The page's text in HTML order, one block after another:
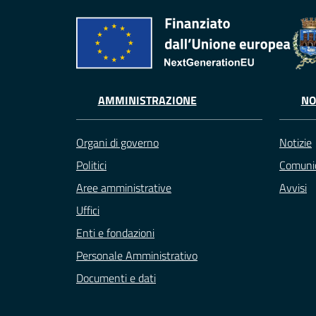
AMMINISTRAZIONE
Organi di governo
Politici
Aree amministrative
Uffici
Enti e fondazioni
Personale Amministrativo
Documenti e dati
Notizie
Avvisi